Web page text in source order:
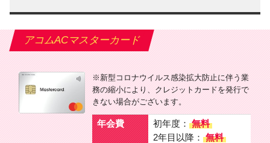
アコムACマスターカード
※新型コロナウイルス感染拡大防止に伴う業
務の縮小により、クレジットカードを発行で
きない場合がございます。
年会費 初年度： 無料
2年目以降： 無料